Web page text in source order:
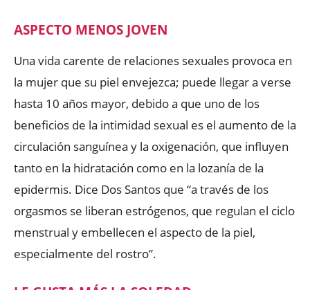
ASPECTO MENOS JOVEN
Una vida carente de relaciones sexuales provoca en
la mujer que su piel envejezca; puede llegar a verse
hasta 10 años mayor, debido a que uno de los
beneficios de la intimidad sexual es el aumento de la
circulación sanguínea y la oxigenación, que influyen
tanto en la hidratación como en la lozanía de la
epidermis. Dice Dos Santos que “a través de los
orgasmos se liberan estrógenos, que regulan el ciclo
menstrual y embellecen el aspecto de la piel,
especialmente del rostro”.